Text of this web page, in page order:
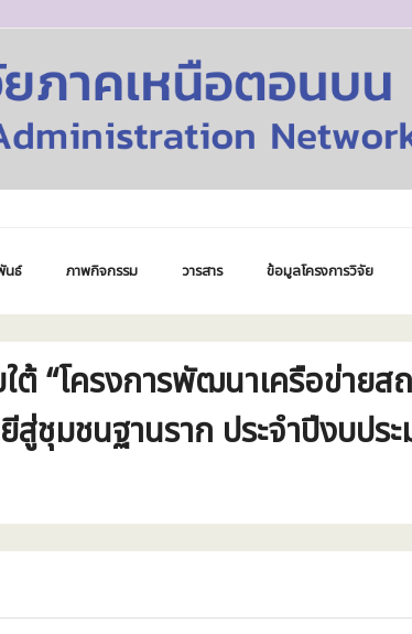
นธ์ ภาพกิจกรรม วารสาร ข้อมูลโครงการวิจัย
“โครงการพัฒนาเครือข่ายส
ชุมชนฐานราก ประจำปีงบปร